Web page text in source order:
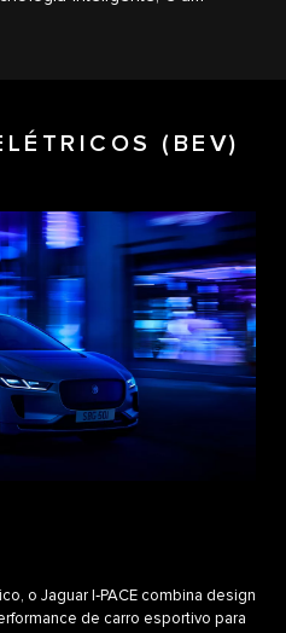
(BEV)
o Jaguar I‑PACE combina design
de carro esportivo para